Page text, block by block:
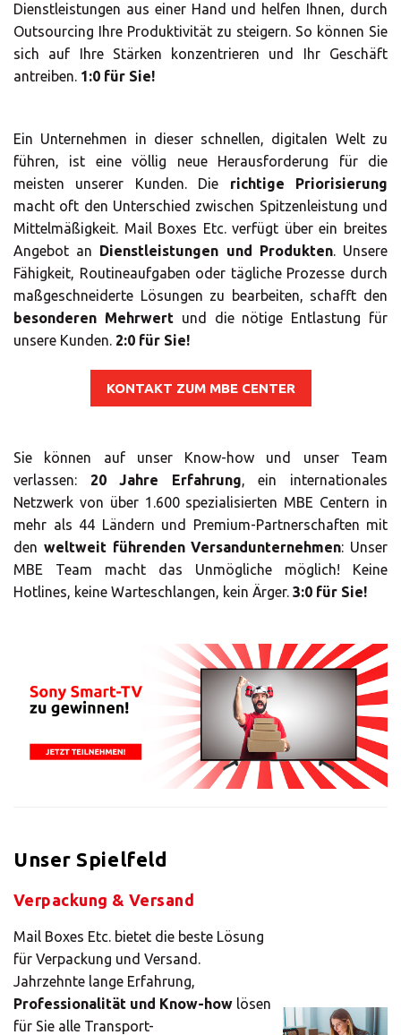
Drucklösungen
Marketinglösungen
ALLE
Postservices
ALLE
LÖSUNGEN
Dienstleistungen aus einer Hand und helfen Ihnen, durch
Outsourcing Ihre Produktivität zu steigern. So können Sie
sich auf Ihre Stärken konzentrieren und Ihr Geschäft
antreiben. 1:0 für Sie!
Ein Unternehmen in dieser schnellen, digitalen Welt zu
führen, ist eine völlig neue Herausforderung für die
meisten unserer Kunden. Die richtige Priorisierung
macht oft den Unterschied zwischen Spitzenleistung und
Mittelmäßigkeit. Mail Boxes Etc. verfügt über ein breites
Angebot an Dienstleistungen und Produkten. Unsere
Fähigkeit, Routineaufgaben oder tägliche Prozesse durch
maßgeschneiderte Lösungen zu bearbeiten, schafft den
besonderen Mehrwertund die nötige Entlastung für
unsere Kunden. 2:0 für Sie!
KONTAKT ZUM MBE CENTER
Sie können auf unser Know-how und unser Team
verlassen: 20 Jahre Erfahrung, ein internationales
Netzwerk von über 1.600 spezialisierten MBE Centern in
mehr als 44 Ländern und Premium-Partnerschaften mit
den weltweit führenden Versandunternehmen: Unser
MBE Team macht das Unmögliche möglich! Keine
Hotlines, keine Warteschlangen, kein Ärger. 3:0 für Sie!
Unser Spielfeld
Verpackung & Versand
Mail Boxes Etc. bietet die beste Lösung
für Verpackung und Versand.
Jahrzehnte lange Erfahrung,
Professionalität und Know-how lösen
für Sie alle Transport-